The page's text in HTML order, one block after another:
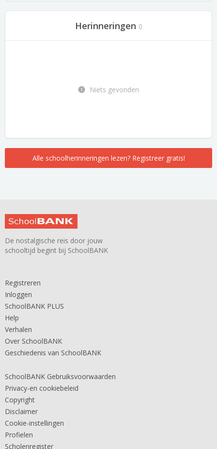
Herinneringen 0
Niets gevonden
Alle schoolherinneringen lezen? Registreer gratis!
De nostalgische reis door jouw
schooltijd begint bij SchoolBANK
Registreren
Inloggen
SchoolBANK PLUS
Help
Verhalen
Over SchoolBANK
Geschiedenis van SchoolBANK
SchoolBANK Gebruiksvoorwaarden
Privacy-en cookiebeleid
Copyright
Disclaimer
Cookie-instellingen
Profielen
Scholenregister